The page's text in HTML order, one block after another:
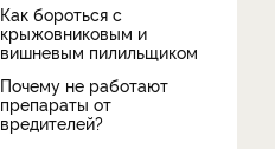
Как бороться с
крыжовниковым и
вишневым пилильщиком
Почему не работают
препараты от
вредителей?